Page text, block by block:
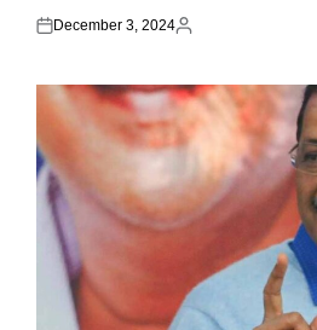
Posted
December 3, 2024
Posted